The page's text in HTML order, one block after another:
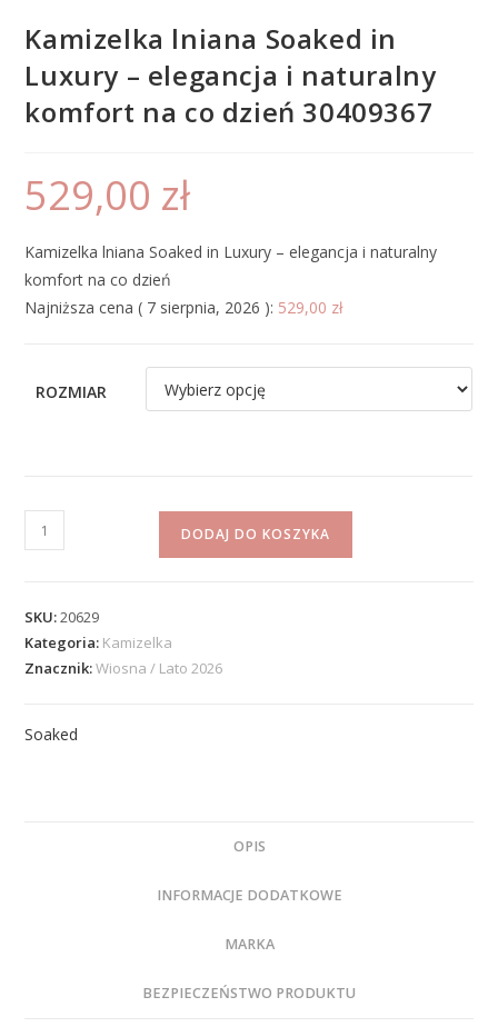
Kamizelka lniana Soaked in
Luxury – elegancja i naturalny
komfort na co dzień 30409367
529,00 zł
Kamizelka lniana Soaked in Luxury – elegancja i naturalny
komfort na co dzień
Najniższa cena ( 7 sierpnia, 2026 ): 529,00 zł
ROZMIAR
DODAJ DO KOSZYKA
SKU:20629
Kategoria: Kamizelka
Znacznik:Wiosna / Lato 2026
Soaked
OPIS
INFORMACJE DODATKOWE
MARKA
BEZPIECZEŃSTWO PRODUKTU